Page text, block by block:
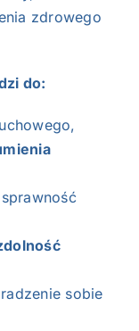
zdrowego
do:
sobie